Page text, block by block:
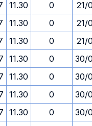
11.30 0
21/
11.30 0
21/
11.30 0
21/
11.30 0
30/
11.30 0
30/
11.30 0
30/
11.30 0
30/